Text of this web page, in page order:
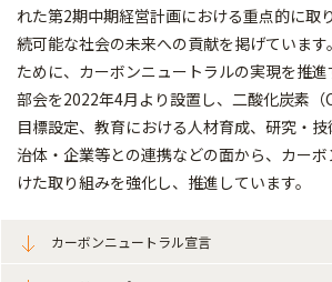
れた第2期中期経営計画における重点的に取
続可能な社会の未来への貢献を掲げていま
ために、カーボンニュートラルの実現を推
部会を2022年4月より設置し、二酸化炭素（
目標設定、教育における人材育成、研究・
治体・企業等との連携などの面から、カー
けた取り組みを強化し、推進しています。
カーボンニュートラル宣言